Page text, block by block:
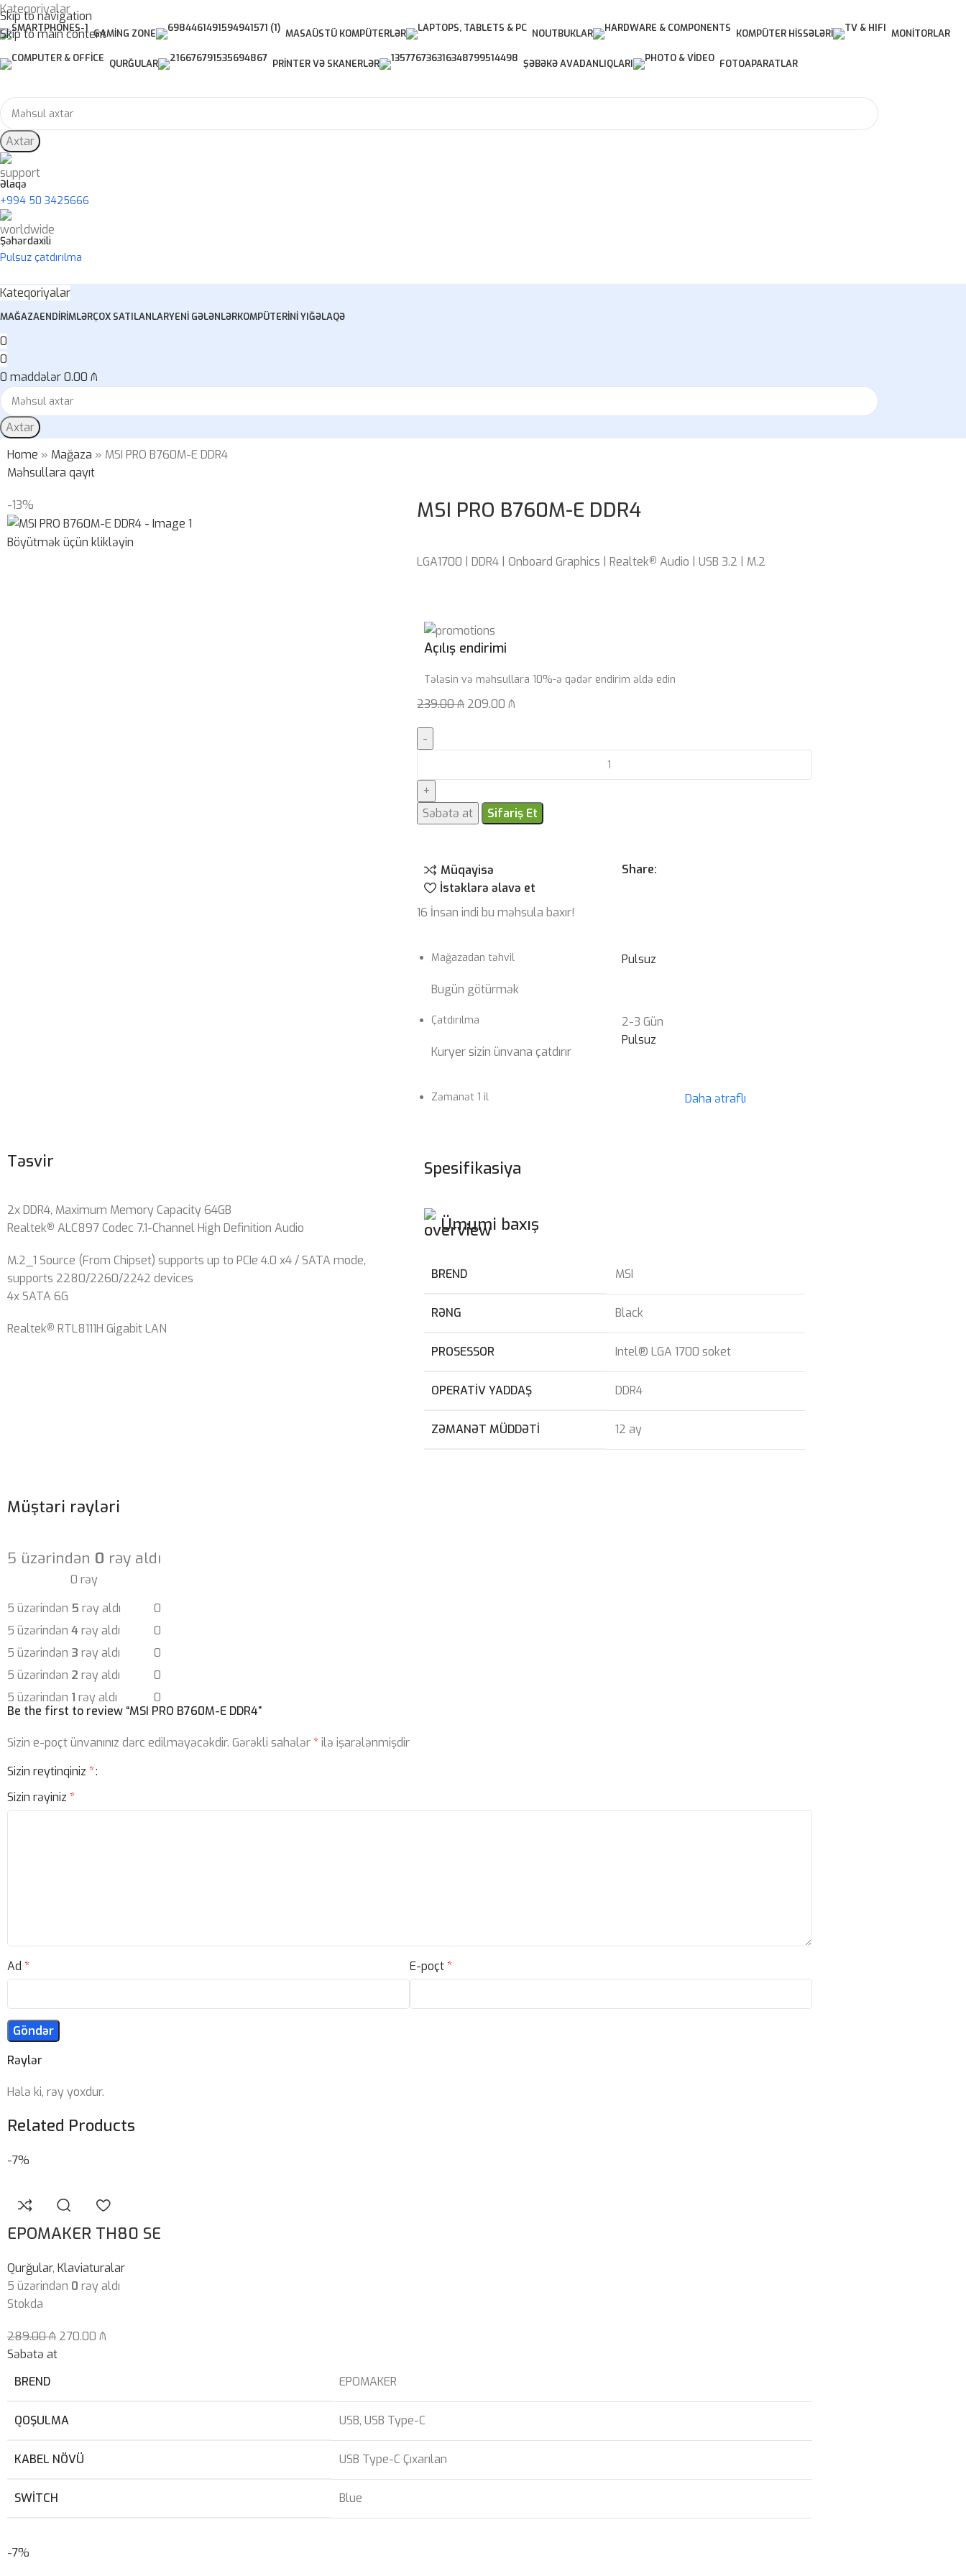
Skip to navigation
Skip to main content
Kateqoriyalar
GAMING ZONE MASAÜSTÜ KOMPÜTERLƏR NOUTBUKLAR KOMPÜTER HISSƏLƏRI MONITORLAR
QURĞULAR PRINTER VƏ SKANERLƏR ŞƏBƏKƏ AVADANLIQLARI FOTOAPARATLAR
Axtar
Əlaqə
+994 50 3425666
Şəhərdaxili
Pulsuz çatdırılma
Kateqoriyalar
MAĞAZAENDIRIMLƏRÇOX SATILANLARYENI GƏLƏNLƏRKOMPÜTERINI YIĞƏLAQƏ
0
0
0 maddələr0.00 ₼
Axtar
Home » Mağaza » MSI PRO B760M-E DDR4
Məhsullara qayıt
-13%
Böyütmək üçün klikləyin
MSI PRO B760M-E DDR4
LGA1700 | DDR4 | Onboard Graphics | Realtek® Audio | USB 3.2 | M.2
Açılış endirimi
Tələsin və məhsullara 10%-ə qədər endirim əldə edin
239.00₼ 209.00 ₼
Səbətə at Sifariş Et
Müqayisə
İstəklərə əlavə et
Share:
16 İnsan indi bu məhsula baxır!
Mağazadan təhvil
Bugün götürmək
Pulsuz
Çatdırılma
Kuryer sizin ünvana çatdırır
2-3 Gün
Pulsuz
Zəmanət 1 il Daha ətraflı
Təsvir
2x DDR4, Maximum Memory Capacity 64GB
Realtek® ALC897 Codec 7.1-Channel High Definition Audio
M.2_1 Source (From Chipset) supports up to PCIe 4.0 x4 / SATA mode,
supports 2280/2260/2242 devices
4x SATA 6G
Realtek® RTL8111H Gigabit LAN
Spesifikasiya
Ümumi baxış
BREND MSI
RƏNG Black
PROSESSOR Intel® LGA 1700 soket
OPERATIV YADDAŞ DDR4
ZƏMANƏT MÜDDƏTI 12 ay
Müştəri rəyləri
5 üzərindən 0 rəy aldı
0 rəy
5 üzərindən 5 rəy aldı
0
5 üzərindən 4rəy aldı
0
5 üzərindən 3 rəy aldı
0
5 üzərindən 2 rəy aldı
0
5 üzərindən 1 rəy aldı 0
Rəylər
Hələ ki, rəy yoxdur.
Be the first to review “MSI PRO B760M-E DDR4”
Sizin e-poçt ünvanınız dərc edilməyəcəkdir. Gərəkli sahələr*ilə işarələnmişdir
Sizin reytinqiniz *
Sizin rəyiniz *
Ad * E-poçt*
Related Products
-7%
EPOMAKER TH80 SE
Qurğular, Klaviaturalar
5 üzərindən 0 rəy aldı
Stokda
289.00₼ 270.00 ₼
Səbətə at
BREND
EPOMAKER
QOŞULMA USB, USB Type-C
KABEL NÖVÜ USB Type-C Çıxarılan
SWITCH Blue
-7%